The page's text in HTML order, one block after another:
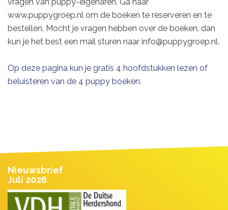
www.puppygroep.nl om de boeken te reserveren en te
bestellen. Mocht je vragen hebben over de boeken, dan
kun je het best een mail sturen naar info@puppygroep.nl.
Op deze pagina kun je gratis 4 hoofdstukken lezen of
beluisteren van de 4 puppy boeken.
Nieuwsbrief
Juli 2026